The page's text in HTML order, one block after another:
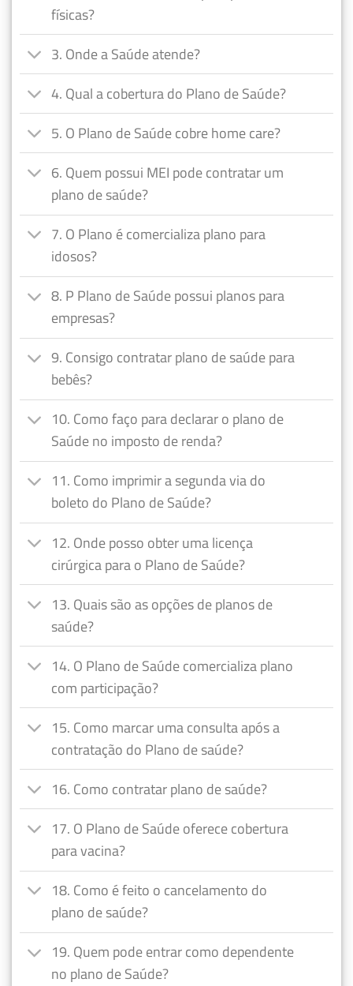
físicas?
3. Onde a Saúde atende?
4. Qual a cobertura do Plano de Saúde?
5. O Plano de Saúde cobre home care?
6. Quem possui MEI pode contratar um
plano de saúde?
7. O Plano é comercializa plano para
idosos?
8. P Plano de Saúde possui planos para
empresas?
9. Consigo contratar plano de saúde para
bebês?
10. Como faço para declarar o plano de
Saúde no imposto de renda?
11. Como imprimir a segunda via do
boleto do Plano de Saúde?
12. Onde posso obter uma licença
cirúrgica para o Plano de Saúde?
13. Quais são as opções de planos de
saúde?
14. O Plano de Saúde comercializa plano
com participação?
15. Como marcar uma consulta após a
contratação do Plano de saúde?
16. Como contratar plano de saúde?
17. O Plano de Saúde oferece cobertura
para vacina?
18. Como é feito o cancelamento do
plano de saúde?
19. Quem pode entrar como dependente
no plano de Saúde?